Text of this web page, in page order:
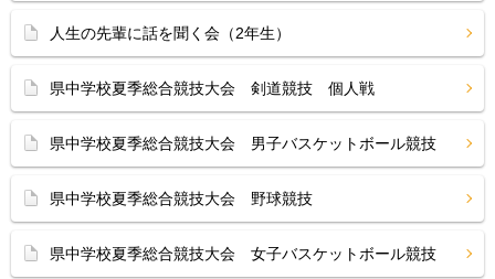
人生の先輩に話を聞く会（2年生）
県中学校夏季総合競技大会 剣道競技 個人戦
県中学校夏季総合競技大会 男子バスケットボール競技
県中学校夏季総合競技大会 野球競技
県中学校夏季総合競技大会 女子バスケットボール競技